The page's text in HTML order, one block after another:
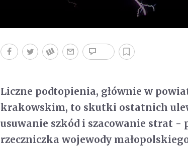
Liczne podtopienia, głównie w
krakowskim, to skutki ostatnich
usuwanie szkód i szacowanie strat -
rzeczniczka wojewody